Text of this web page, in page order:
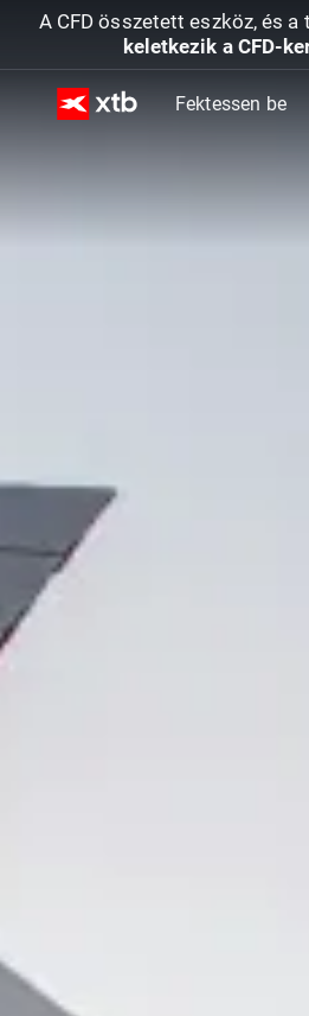
A CFD összetett eszköz, és
keletkezik a CFD-
Fektessen be